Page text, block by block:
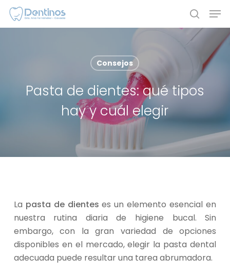
Skip
Consejos
Pasta de dientes: qué tipos
hay y cuál elegir
La pasta de dientes es un elemento esencial en
nuestra rutina diaria de higiene bucal. Sin
embargo, con la gran variedad de opciones
disponibles en el mercado, elegir la pasta dental
adecuada puede resultar una tarea abrumadora.